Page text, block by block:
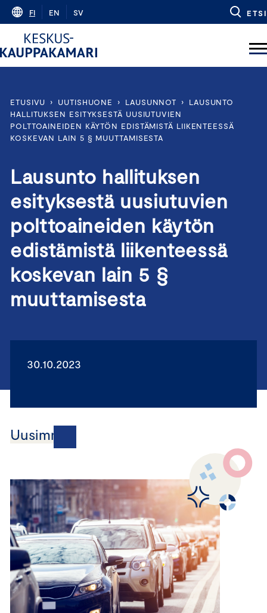
Skip
content
FI EN SV ETSI
ETUSIVU › UUTISHUONE › LAUSUNNOT ›
LAUSUNTO
HALLITUKSEN ESITYKSESTÄ UUSIUTUVIEN
POLTTOAINEIDEN KÄYTÖN EDISTÄMISTÄ LIIKENTEESSÄ
KOSKEVAN LAIN 5 § MUUTTAMISESTA
Lausunto hallituksen
esityksestä uusiutuvien
polttoaineiden käytön
edistämistä liikenteessä
koskevan lain 5 §
muuttamisesta
30.10.2023
Uusimmat